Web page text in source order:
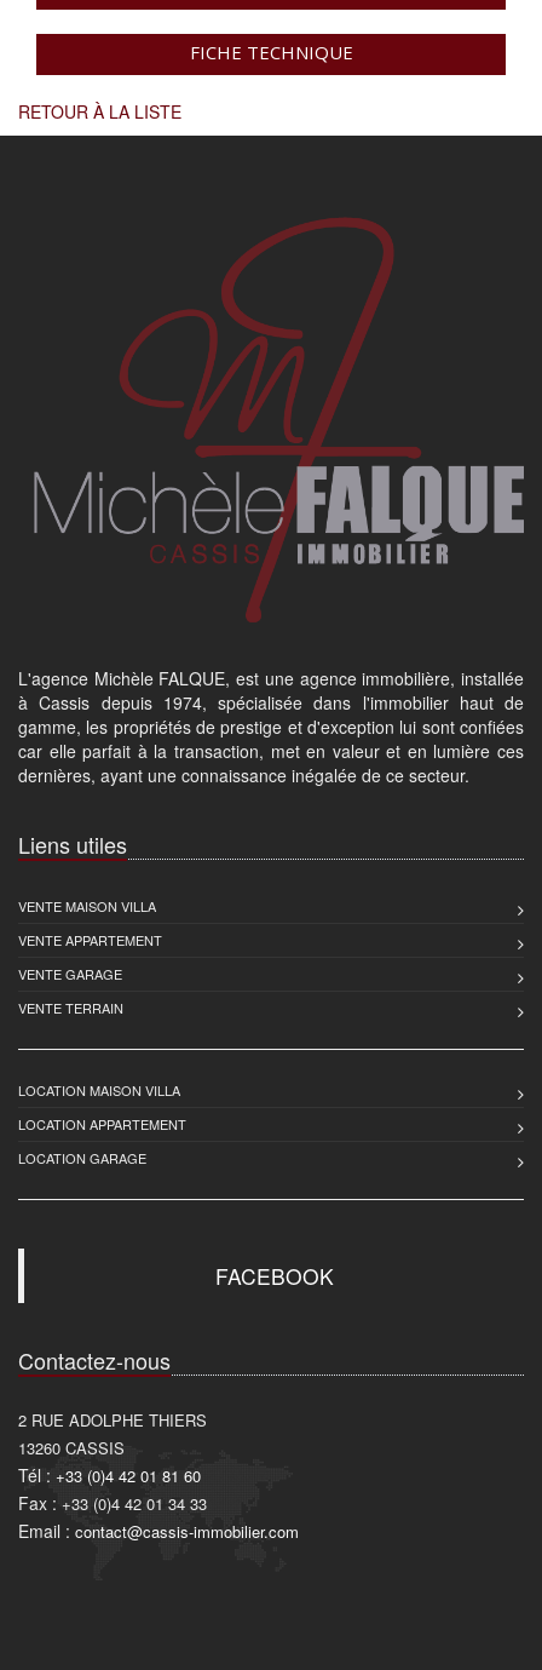
FICHE TECHNIQUE
RETOUR À LA LISTE
L'agence Michèle FALQUE, est une agence immobilière, installée
à Cassis depuis 1974, spécialisée dans l'immobilier haut de
gamme, les propriétés de prestige et d'exception lui sont confiées
car elle parfait à la transaction, met en valeur et en lumière ces
dernières, ayant une connaissance inégalée de ce secteur.
Liens utiles
VENTE MAISON VILLA
VENTE APPARTEMENT
VENTE GARAGE
VENTE TERRAIN
LOCATION MAISON VILLA
LOCATION APPARTEMENT
LOCATION GARAGE
FACEBOOK
Contactez-nous
2 RUE ADOLPHE THIERS
13260 CASSIS
Tél : +33 (0)4 42 01 81 60
Fax : +33 (0)4 42 01 34 33
Email : contact@cassis-immobilier.com